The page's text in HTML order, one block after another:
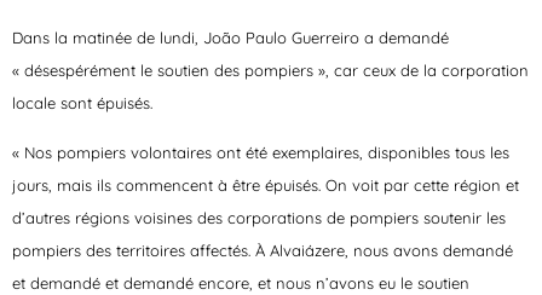
Dans la matinée de lundi, João Paulo Guerreiro a demandé
« désespérément le soutien des pompiers », car ceux de la corporation
locale sont épuisés.
« Nos pompiers volontaires ont été exemplaires, disponibles tous les
jours, mais ils commencent à être épuisés. On voit par cette région et
d’autres régions voisines des corporations de pompiers soutenir les
pompiers des territoires affectés. À Alvaiázere, nous avons demandé
et demandé et demandé encore, et nous n’avons eu le soutien